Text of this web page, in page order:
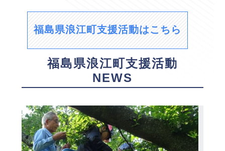
福島県浪江町支援活動はこちら
福島県浪江町支援活動
NEWS